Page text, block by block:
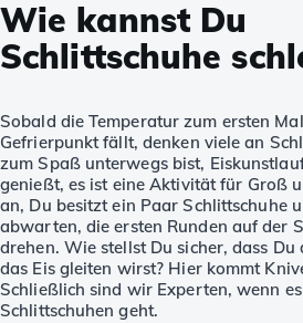
Wie kannst Du
Schlittschuhe
Sobald die Temperatur zum ersten
Gefrierpunkt fällt, denken viele an
zum Spaß unterwegs bist,
genießt, es ist eine Aktivität für Groß
an, Du besitzt ein Paar Schlittschuhe
abwarten, die ersten Runden auf der
drehen. Wie stellst Du sicher, dass
das Eis gleiten wirst? Hier kommt
Schließlich sind wir Experten, wenn
Schlittschuhen geht.